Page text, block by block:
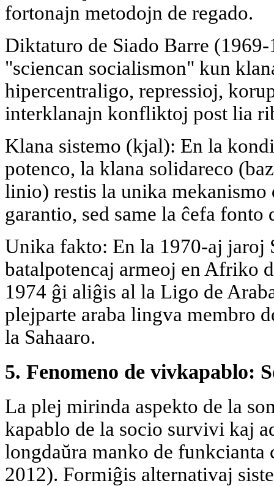
fortonajn metodojn de regado.
Diktaturo de Siado Barre
"sciencan socialismon" kun
hipercentraligo, repressioj,
interklanajn konfliktoj post lia
Klana sistemo (kjal): En la
potenco, la klana solidareco
linio) restis la unika mekanismo
garantio, sed same la ĉefa
Unika fakto: En la 1970-aj jaroj
batalpotencaj armeoj en Afriko
1974 ĝi aliĝis al la Ligo de
plejparte araba lingva membro
la Sahaaro.
5. Fenomeno de vivkapablo:
La plej mirinda aspekto de la
kapablo de la socio survivi kaj
longdaŭra manko de funkcianta
2012). Formiĝis alternativaj